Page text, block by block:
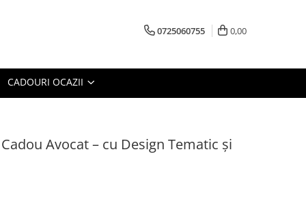
0725060755 0,00
CADOURI OCAZII
Avocat – cu Design Tematic și